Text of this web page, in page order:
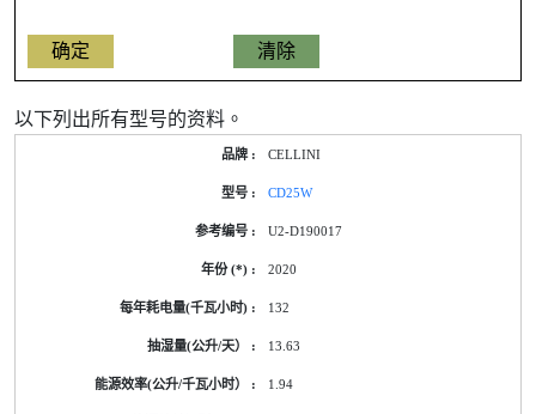
以下列出所有型号的资料。
CELLINI
CD25W
U2-D190017
2020
132
13.63
1.94